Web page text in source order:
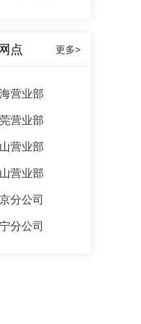
点 更多>
营业部
营业部
营业部
营业部
分公司
分公司